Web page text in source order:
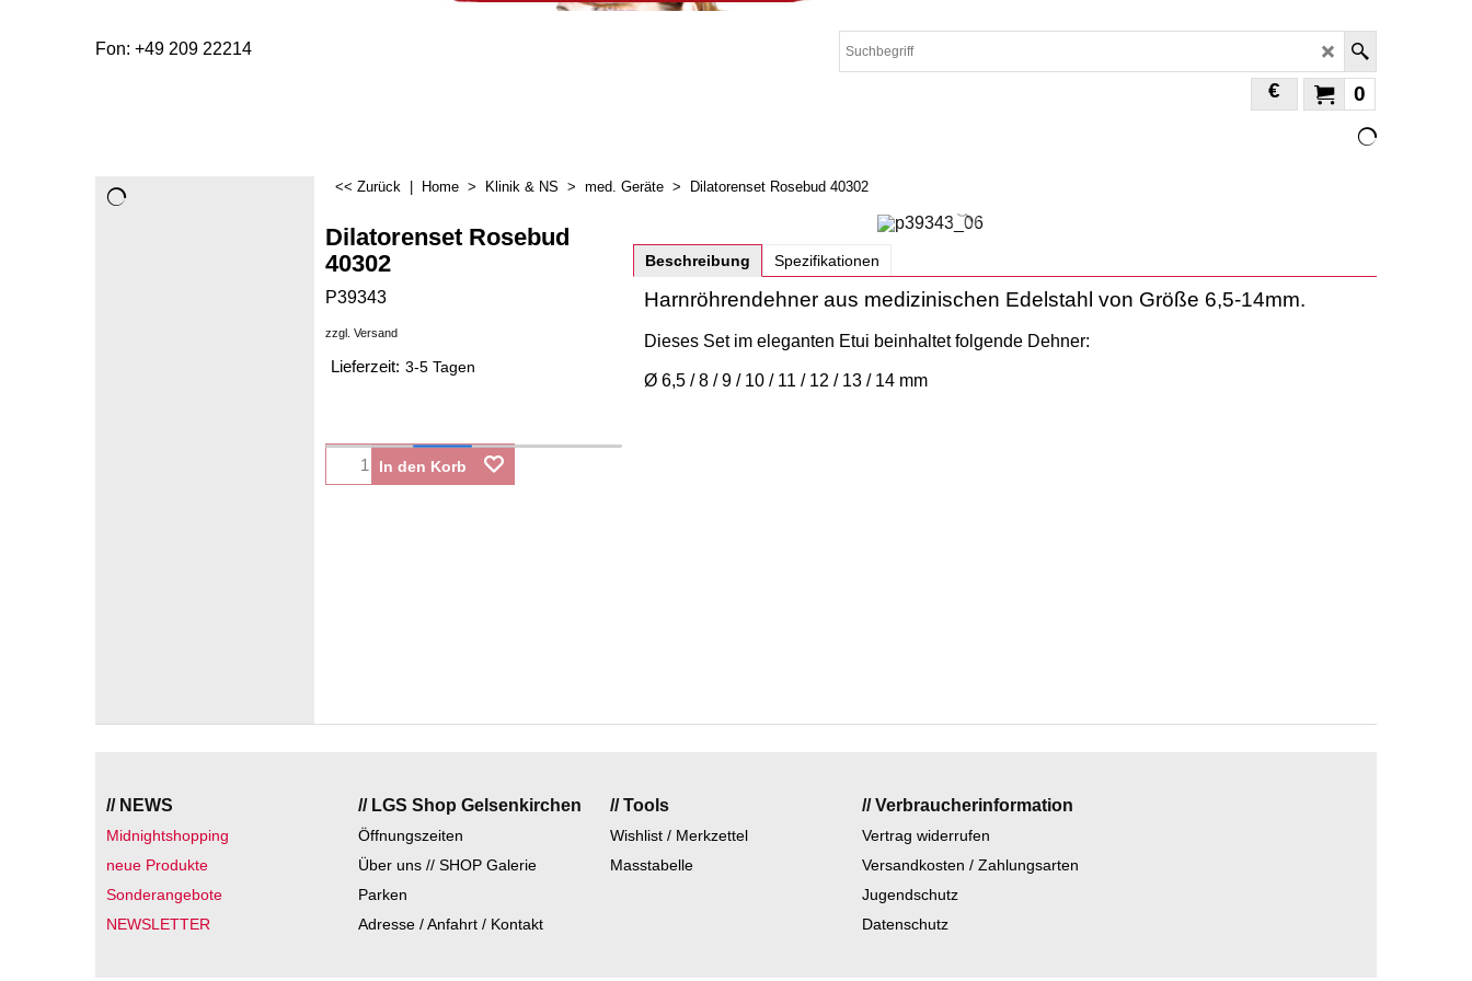
Fon: +49 209 22214
0
€
<< Zurück Home > Klinik & NS > med. Geräte > Dilatorenset Rosebud 40302
Dilatorenset Rosebud
40302
P39343
zzgl. Versand
Lieferzeit: 3-5 Tagen
In den Korb
Beschreibung Spezifikationen
Harnröhrendehner aus medizinischen Edelstahl von Größe 6,5-14mm.
Dieses Set im eleganten Etui beinhaltet folgende Dehner:
Ø 6,5 / 8 / 9 / 10 / 11 / 12 / 13 / 14 mm
// NEWS
Midnightshopping
neue Produkte
Sonderangebote
NEWSLETTER
// LGS Shop Gelsenkirchen
Öffnungszeiten
Über uns // SHOP Galerie
Parken
Adresse / Anfahrt / Kontakt
// Tools
Wishlist / Merkzettel
Masstabelle
// Verbraucherinformation
Vertrag widerrufen
Versandkosten / Zahlungsarten
Jugendschutz
Datenschutz